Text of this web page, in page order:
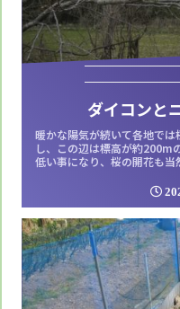
ダイコンと
暖かな陽気が続いて各地で
し、この辺は標高が約200m
低い事になり、桜の開花も
の農道片面に植わった桜並
す。今日農園に来たのはダ
す▼しかし、それには屋外流